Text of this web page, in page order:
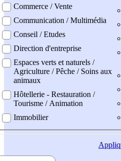
Commerce / Vente
Communication / Multimédia
Conseil / Etudes
Direction d'entreprise
Espaces verts et naturels /
Agriculture / Pêche / Soins aux
animaux
Hôtellerie - Restauration /
Tourisme / Animation
Immobilier